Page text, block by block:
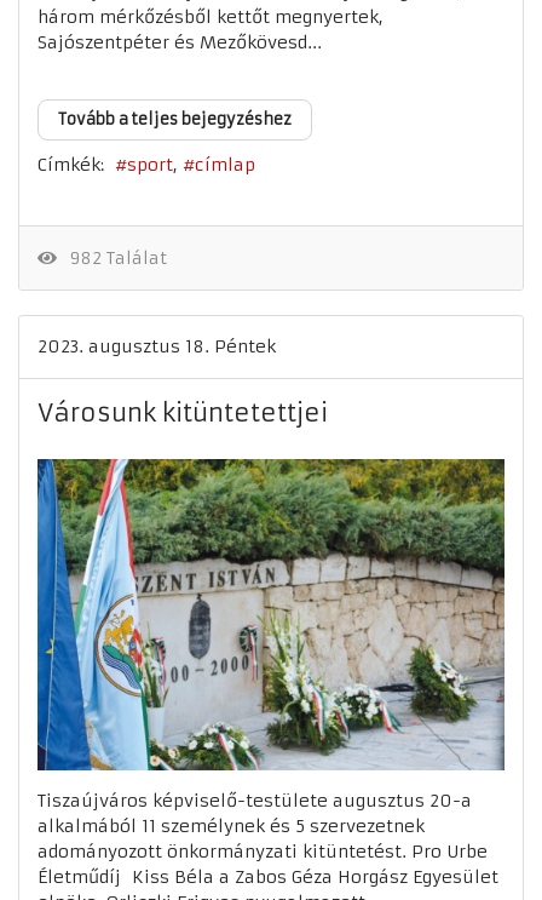
három mérkőzésből kettőt megnyertek,
Sajószentpéter és Mezőkövesd...
Tovább a teljes bejegyzéshez
Címkék: sport címlap
982 Találat
2023. augusztus 18. Péntek
Városunk kitüntetettjei
Tiszaújváros képviselő-testülete augusztus 20-a
alkalmából 11 személynek és 5 szervezetnek
adományozott önkormányzati kitüntetést. Pro Urbe
Életműdíj Kiss Béla a Zabos Géza Horgász Egyesület